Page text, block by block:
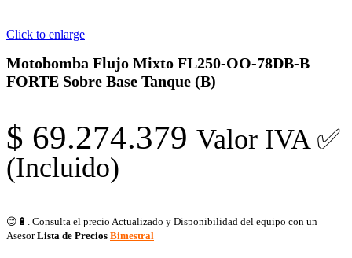
Click to enlarge
Motobomba Flujo Mixto FL250-OO-78DB-B
FORTE Sobre Base Tanque (B)
$ 69.274.379 Valor IVA ✅
(Incluido)
😊🔋. Consulta el precio Actualizado y Disponibilidad del equipo con un
AsesorLista de Precios Bimestral